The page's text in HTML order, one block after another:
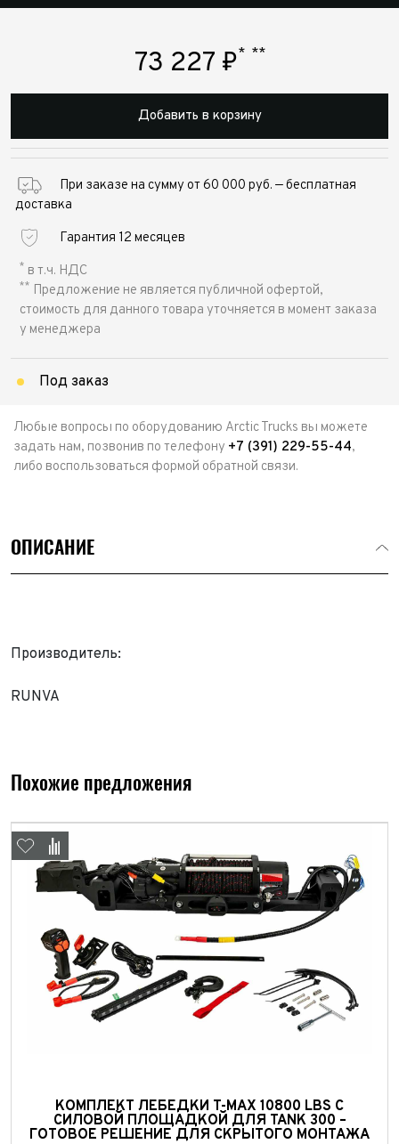
73 227₽* **
Добавить в корзину
При заказе на сумму от 60 000 руб. — бесплатная
доставка
Гарантия 12 месяцев
* в т.ч. НДС
** Предложение не является публичной офертой,
стоимость для данного товара уточняется в момент заказа
у менеджера
Под заказ
Любые вопросы по оборудованию Arctic Trucks вы можете
задать нам, позвонив по телефону +7 (391) 229-55-44,
либо воспользоваться формой обратной связи.
ОПИСАНИЕ
Производитель:
RUNVA
Похожие предложения
КОМПЛЕКТ ЛЕБЕДКИ T-MAX 10800 LBS С
СИЛОВОЙ ПЛОЩАДКОЙ ДЛЯ TANK 300 –
ГОТОВОЕ РЕШЕНИЕ ДЛЯ СКРЫТОГО МОНТАЖА
Имя*
ФИО* Заявка на оценку